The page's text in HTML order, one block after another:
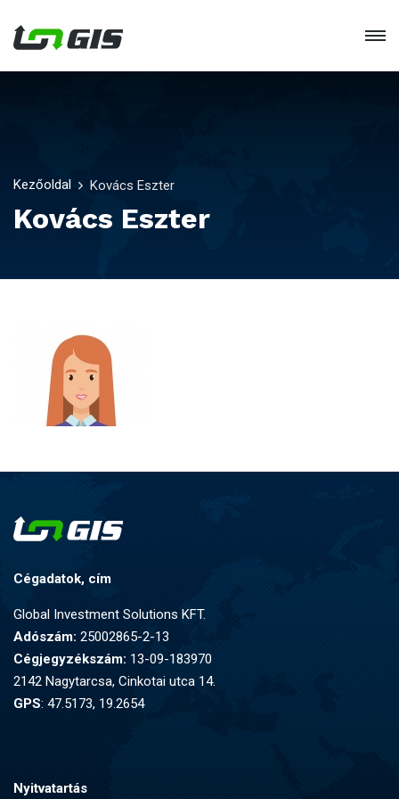
Kezőoldal Kovács Eszter
Kovács Eszter
Cégadatok, cím
Global Investment Solutions KFT.
Adószám: 25002865-2-13
Cégjegyzékszám: 13-09-183970
2142 Nagytarcsa, Cinkotai utca 14.
GPS: 47.5173, 19.2654
Nyitvatartás